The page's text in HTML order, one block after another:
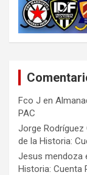
Fco J en
PAC
Jorge Rodríguez
de la Historia:
Jesus mendoza
Historia: Cuenta